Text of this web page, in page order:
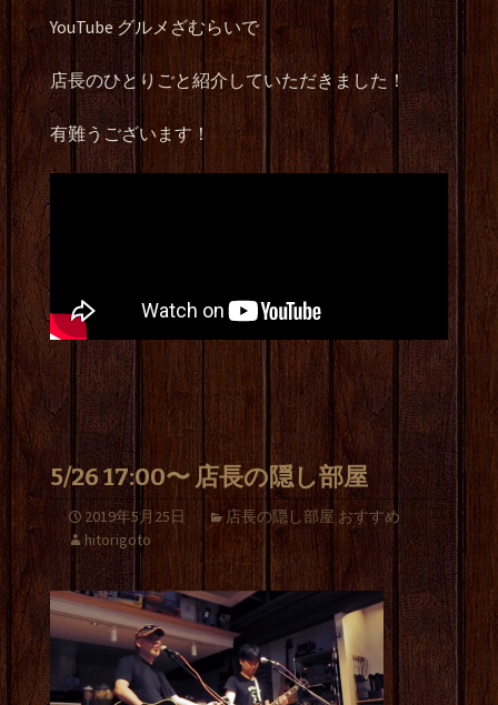
YouTube グルメざむらいで
店長のひとりごと紹介していただきました！
有難うございます！
5/26 17:00〜 店長の隠し部屋
2019年5月25日
店長の隠し部屋 おすすめ
hitorigoto